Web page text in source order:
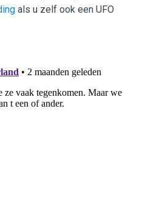
als u zelf ook een UFO